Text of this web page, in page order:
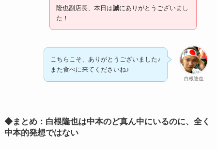
隆也副店長、本日は誠にありがとうございまし
た！
白根隆也
こちらこそ、ありがとうございました♪
また食べに来てくださいね♪
◆まとめ：白根隆也は中本のど真ん中にいるのに、全く
中本的発想ではない